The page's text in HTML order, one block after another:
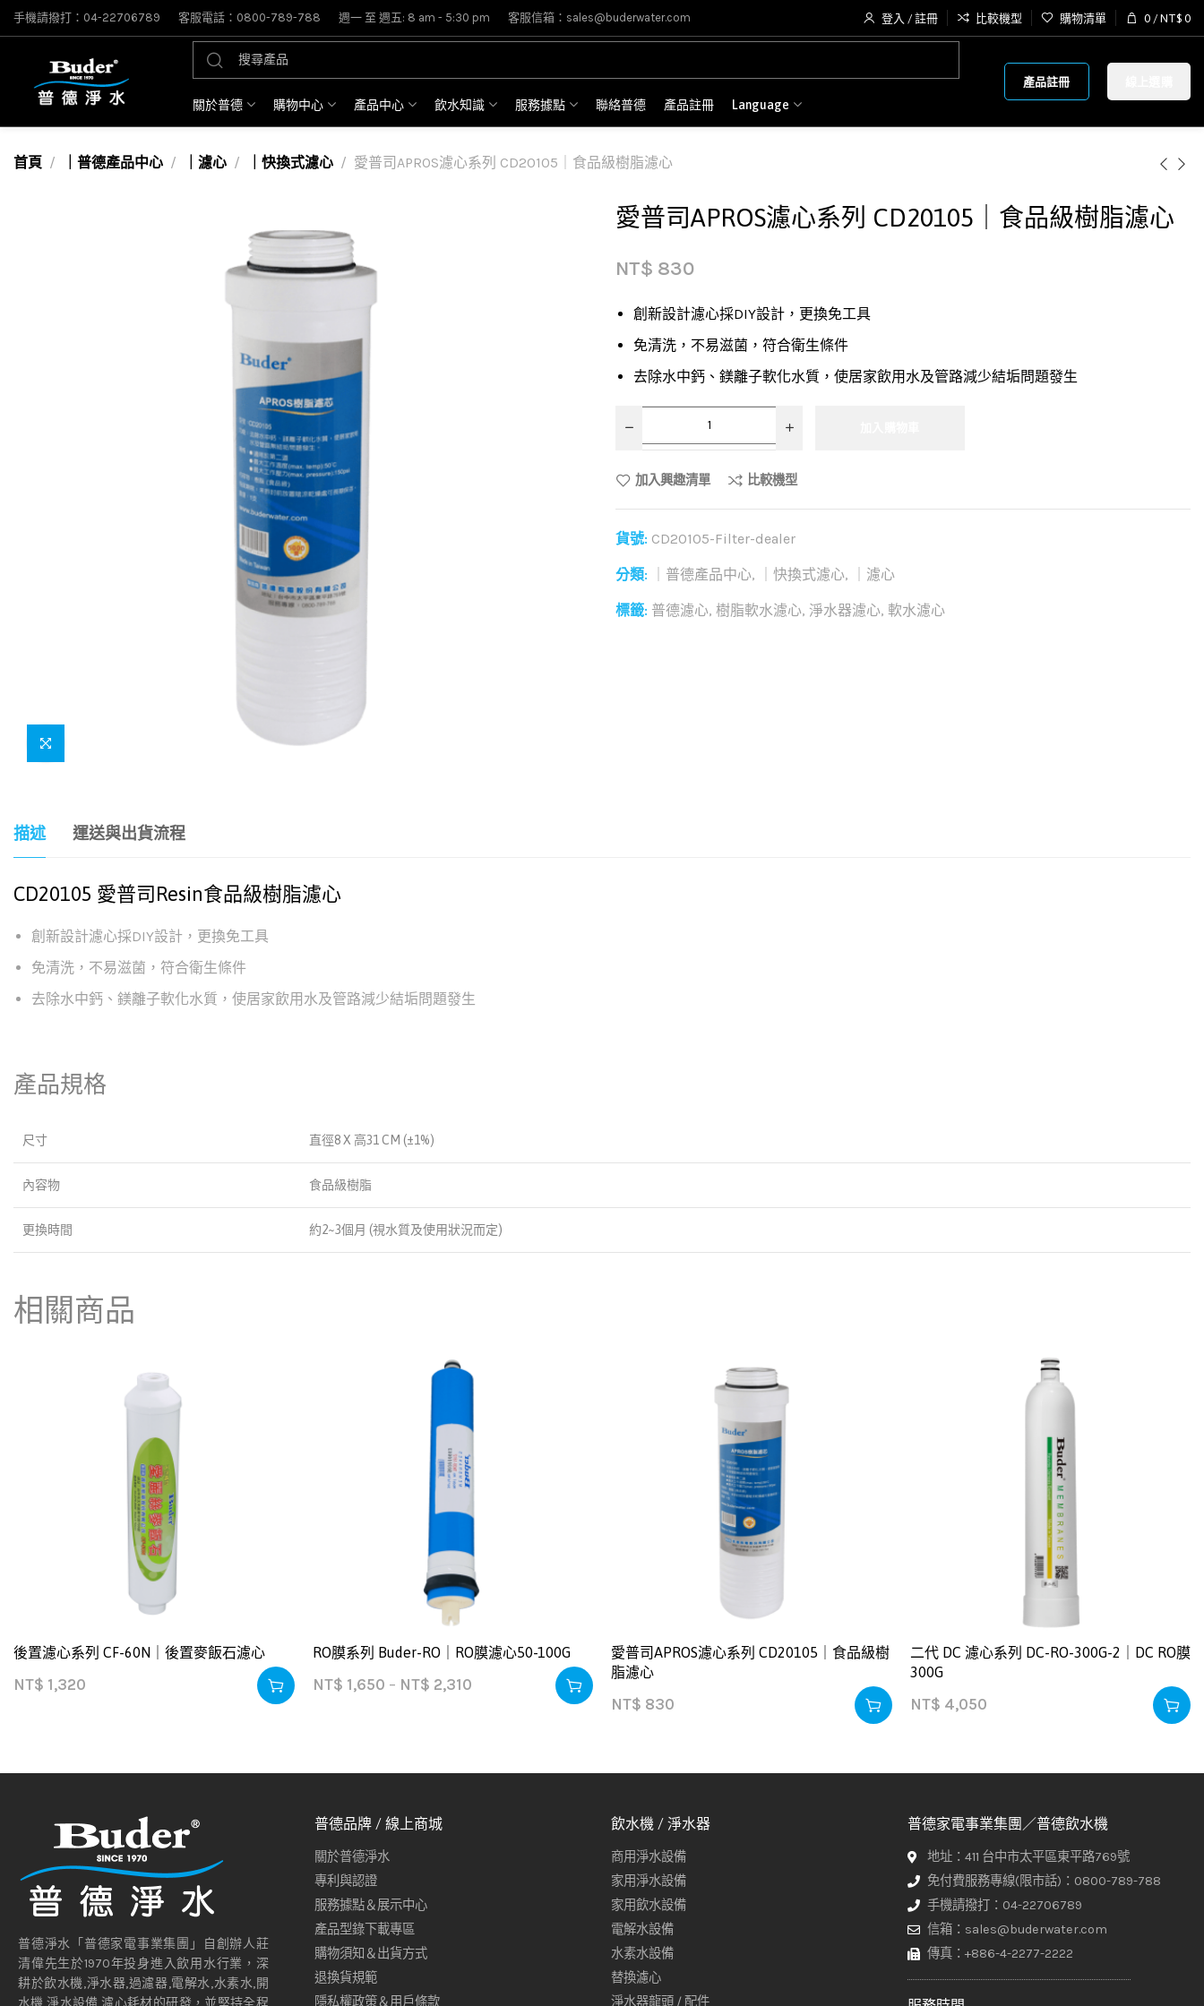
手機請撥打：04-22706789 客服電話：0800-789-788 週一 至 週五: 8 am - 5:30 pm 客服信箱：sales@buderwater.com 登入 / 註冊 比較機型 購物清單 0 / NT$ 0
關於普德 購物中心 產品中心 飲水知識 服務據點 聯絡普德 產品註冊 Language
產品註冊
首頁 ｜普德產品中心 ｜濾心 ｜快換式濾心 愛普司APROS濾心系列 CD20105｜食品級樹脂濾心
愛普司APROS濾心系列 CD20105｜食品級樹脂濾心
NT$ 830
創新設計濾心採DIY設計，更換免工具
免清洗，不易滋菌，符合衛生條件
去除水中鈣、鎂離子軟化水質，使居家飲用水及管路減少結垢問題發生
加入興趣清單 比較機型
貨號: CD20105-Filter-dealer
分類: ｜普德產品中心, ｜快換式濾心, ｜濾心
標籤: 普德濾心, 樹脂軟水濾心, 淨水器濾心, 軟水濾心
描述 運送與出貨流程
CD20105 愛普司Resin食品級樹脂濾心
創新設計濾心採DIY設計，更換免工具
免清洗，不易滋菌，符合衛生條件
去除水中鈣、鎂離子軟化水質，使居家飲用水及管路減少結垢問題發生
產品規格
尺寸 直徑8 X 高31 CM (±1%)
內容物 食品級樹脂
更換時間 約2~3個月 (視水質及使用狀況而定)
相關商品
後置濾心系列 CF-60N｜後置麥飯石濾心
NT$ 1,320
RO膜系列 Buder-RO｜RO膜濾心50-100G
NT$ 1,650 – NT$ 2,310
愛普司APROS濾心系列 CD20105｜食品級樹
脂濾心
NT$ 830
二代 DC 濾心系列 DC-RO-300G-2｜DC RO膜
300G
NT$ 4,050
普德淨水「普德家電事業集團」自創辦人莊
清偉先生於1970年投身進入飲用水行業，深
耕於飲水機,淨水器,過濾器,電解水,水素水,開
水機,淨水設備,濾心耗材的研發，並堅持全程
普德品牌 / 線上商城
關於普德淨水
專利與認證
服務據點＆展示中心
產品型錄下載專區
購物須知＆出貨方式
退換貨規範
隱私權政策＆用戶條款
飲水機 / 淨水器
商用淨水設備
家用淨水設備
家用飲水設備
電解水設備
水素水設備
替換濾心
淨水器龍頭 / 配件
普德家電事業集團／普德飲水機
地址：411 台中市太平區東平路769號
免付費服務專線(限市話)：0800-789-788
手機請撥打：04-22706789
信箱：sales@buderwater.com
傳真：+886-4-2277-2222